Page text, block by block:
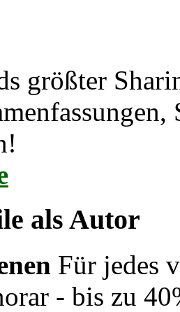
größter
als Autor
Für jedes
- bis zu